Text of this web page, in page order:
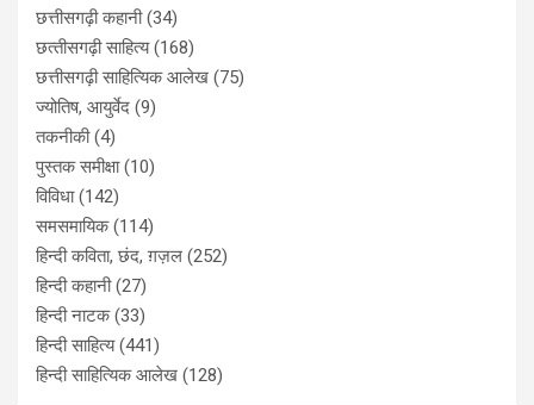
छत्तीसगढ़ी कहानी(34)
छत्‍तीसगढ़ी साहित्‍य(168)
छत्तीसगढ़ी साहित्यिक आलेख (75)
ज्योतिष, आयुर्वेद (9)
तकनीकी(4)
पुस्‍तक समीक्षा(10)
विविधा(142)
समसमायिक(114)
हिन्दी कविता, छंद, ग़ज़ल (252)
हिन्दी कहानी(27)
हिन्‍दी नाटक(33)
हिन्दी साहित्य(441)
हिन्दी साहित्यिक आलेख (128)